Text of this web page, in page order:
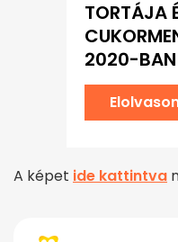
TORTÁJA
2020-BAN
A képet ide kattintva